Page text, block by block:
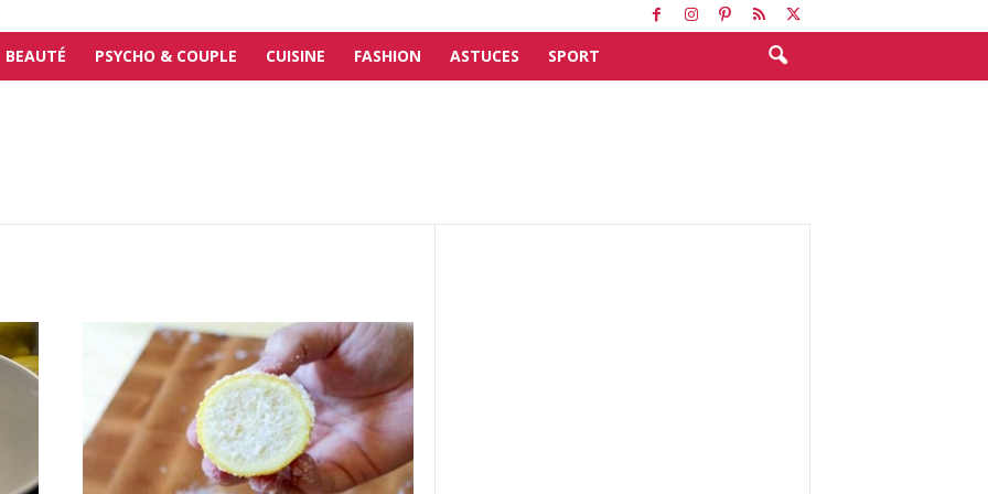
BEAUTÉ PSYCHO & COUPLE CUISINE FASHION ASTUCES SPORT